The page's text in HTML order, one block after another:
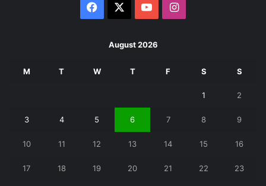
Facebook YouTubeInstagram
August 2026
M T W T F S S
1 2
3 4 5 6 7 8 9
10 11 12 13 14 15 16
17 18 19 20 21 22 23